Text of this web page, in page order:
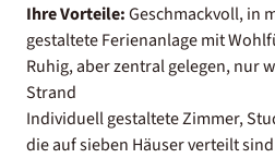
Ihre Vorteile:Geschmackvoll, in
gestaltete Ferienanlage mit
Ruhig, aber zentral gelegen, nur
Strand
Individuell gestaltete Zimmer,
die auf sieben Häuser verteilt sind